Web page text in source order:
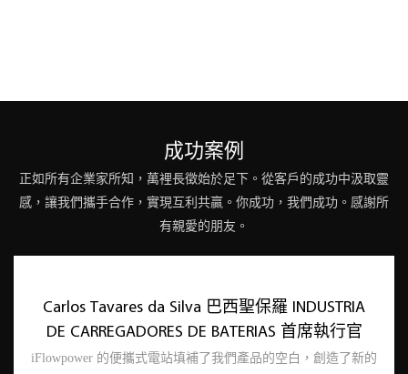
成功案例
正如所有企業家所知，萬裡長徵始於足下。從客戶的成功中汲取靈
感，讓我們攜手合作，實現互利共贏。你成功，我們成功。感謝所
有親愛的朋友。
Carlos Tavares da Silva 巴西聖保羅 INDUSTRIA
DE CARREGADORES DE BATERIAS 首席執行官
iFlowpower 的便攜式電站填補了我們產品的空白，創造了新的